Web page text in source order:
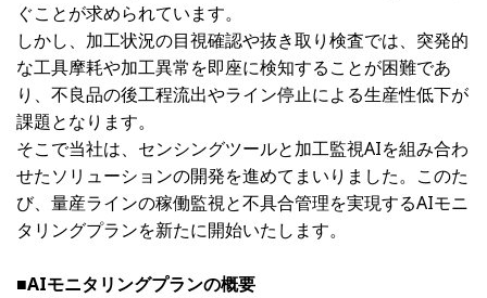
ぐことが求められています。
しかし、加工状況の目視確認や抜き取り検査では、突発的
な工具摩耗や加工異常を即座に検知することが困難であ
り、不良品の後工程流出やライン停止による生産性低下が
課題となります。
そこで当社は、センシングツールと加工監視AIを組み合わ
せたソリューションの開発を進めてまいりました。このた
び、量産ラインの稼働監視と不具合管理を実現するAIモニ
タリングプランを新たに開始いたします。
■AIモニタリングプランの概要